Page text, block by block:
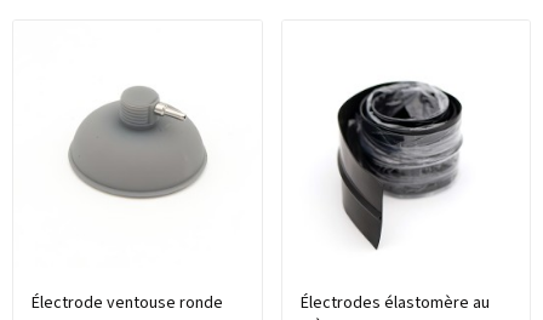
Électrode ventouse ronde
Électrodes élastomère au